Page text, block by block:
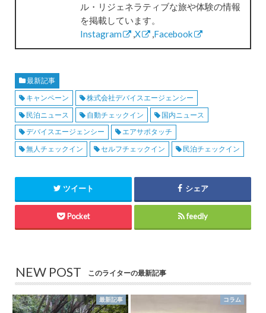
ル・リジェネラティブな旅や体験の情報
を掲載しています。
Instagram
,X ,Facebook
最新記事
キャンペーン
株式会社デバイスエージェンシー
民泊ニュース
自動チェックイン
国内ニュース
デバイスエージェンシー
エアサポタッチ
無人チェックイン
セルフチェックイン 民泊チェックイン
ツイート シェア
Pocket feedly
NEW POST このライターの最新記事
最新記事 コラム